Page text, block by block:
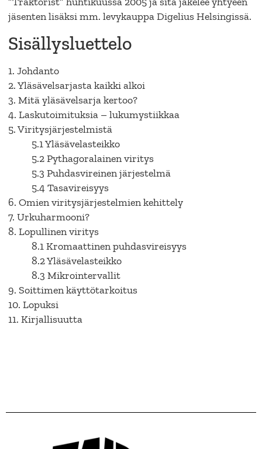
jäsenten lisäksi mm. levykauppa Digelius Helsingissä.
Sisällysluettelo
1. Johdanto
2. Yläsävelsarjasta kaikki alkoi
3. Mitä yläsävelsarja kertoo?
4. Laskutoimituksia – lukumystiikkaa
5. Viritysjärjestelmistä
5.1 Yläsävelasteikko
5.2 Pythagoralainen viritys
5.3 Puhdasvireinen järjestelmä
5.4 Tasavireisyys
6. Omien viritysjärjestelmien kehittely
7. Urkuharmooni?
8. Lopullinen viritys
8.1 Kromaattinen puhdasvireisyys
8.2 Yläsävelasteikko
8.3 Mikrointervallit
9. Soittimen käyttötarkoitus
10. Lopuksi
11. Kirjallisuutta